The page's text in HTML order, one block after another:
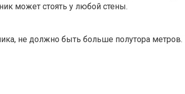
может стоять у любой стены.
не должно быть больше полутора